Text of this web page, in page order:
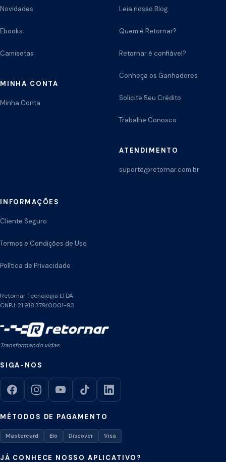
Novidades
Ebooks
Camisetas
MINHA CONTA
Minha Conta
Leia nosso Blog
Quem é Retornar?
Retornar é confiável?
Conheça os Ganhadores
Solicite Seu Crédito
Trabalhe Conosco
ATENDIMENTO
suporte@retornar.com.br
INFORMAÇÕES
Cliente Seguro
Termos e Condições de Uso
Política de Privacidade
Retornar Tecnologia LTDA
CNPJ: 21.918.379/0001-93
Transformando vidas
SIGA-NOS
MÉTODOS DE PAGAMENTO
Mastercard Elo Discover Visa
JÁ CONHECE NOSSO APLICATIVO?